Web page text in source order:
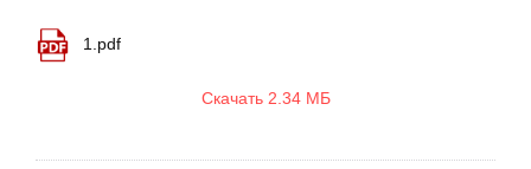
1.pdf
Скачать 2.34 МБ